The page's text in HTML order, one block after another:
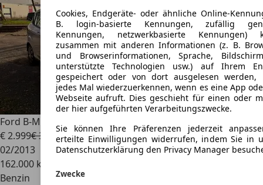
Ford B-Max
€ 2.999€ 3.750,-
02/2013
162.000 km
Benzin
Cookies, Endgeräte- oder ähnliche Online-
B. login-basierte Kennungen, zufällig
Kennungen, netzwerkbasierte Kennungen)
zusammen mit anderen Informationen (z. B.
und Browserinformationen, Sprache,
unterstützte Technologien usw.) auf Ihrem
gespeichert oder von dort ausgelesen werden,
jedes Mal wiederzuerkennen, wenn es eine App
Webseite aufruft. Dies geschieht für einen oder
der hier aufgeführten Verarbeitungszwecke.
Sie können Ihre Präferenzen jederzeit
erteilte Einwilligungen widerrufen, indem Sie in
Datenschutzerklärung den Privacy Manager
Zwecke